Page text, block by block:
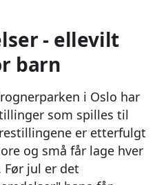
- ellevilt
barn
i Oslo har
som spilles til
er etterfulgt
og små får lage hver
jul er det